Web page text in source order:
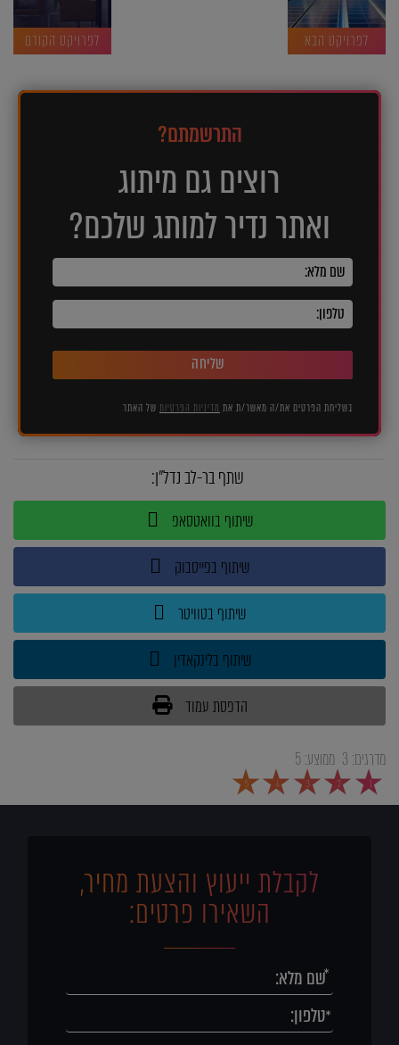
לפרויקט הבא לפרויקט הקודם
התרשמתם?
רוצים גם מיתוג
ואתר נדיר למותג שלכם?
שליחה
בשליחת הפרטים את/ה מאשר/ת את מדיניות הפרטיות של האתר
שתף בר-לב נדל"ן:
שיתוף בוואטסאפ
שיתוף בפייסבוק
שיתוף בטוויטר
שיתוף בלינקאדין
הדפסת עמוד
מדרגים: 3 ממוצע:5
1
2
3
4
5
לקבלת ייעוץ והצעת מחיר,
השאירו פרטים: